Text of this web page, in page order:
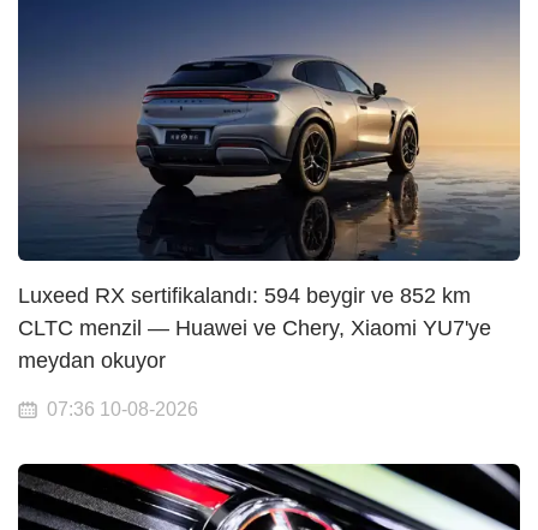
Luxeed RX sertifikalandı: 594 beygir ve 852 km
CLTC menzil — Huawei ve Chery, Xiaomi YU7'ye
meydan okuyor
07:36 10-08-2026